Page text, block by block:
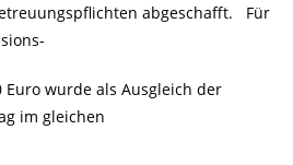
abgeschafft. Für
wurde als Ausgleich der
im gleichen